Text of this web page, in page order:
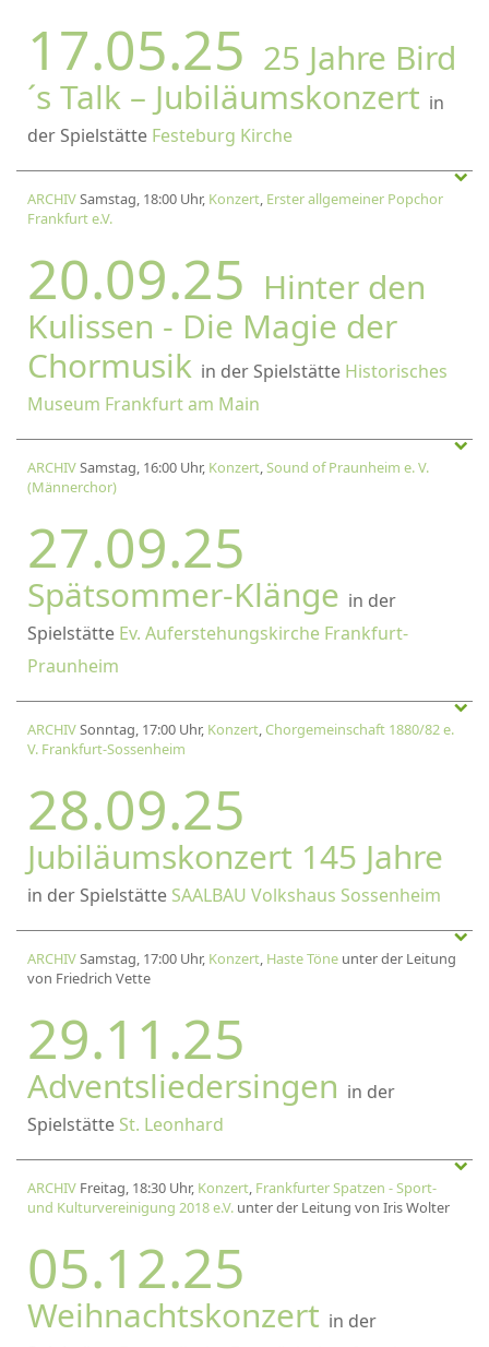
17.05.25 25 Jahre Bird
´s Talk – Jubiläumskonzert in
der Spielstätte Festeburg Kirche
ARCHIVSamstag, 18:00 Uhr, Konzert, Erster allgemeiner Popchor
Frankfurt e.V.
20.09.25 Hinter den
Kulissen - Die Magie der
Chormusik in der Spielstätte Historisches
Museum Frankfurt am Main
ARCHIVSamstag, 16:00 Uhr, Konzert,Sound of Praunheim e. V.
(Männerchor)
27.09.25
Spätsommer-Klänge in der
Spielstätte Ev. Auferstehungskirche Frankfurt-
Praunheim
ARCHIVSonntag, 17:00 Uhr, Konzert,Chorgemeinschaft 1880/82 e.
V. Frankfurt-Sossenheim
28.09.25
Jubiläumskonzert 145 Jahre
in der Spielstätte SAALBAU Volkshaus Sossenheim
ARCHIVSamstag, 17:00 Uhr, Konzert, Haste Töne unter der Leitung
von Friedrich Vette
29.11.25
Adventsliedersingen in der
Spielstätte St. Leonhard
ARCHIV Freitag, 18:30 Uhr, Konzert, Frankfurter Spatzen - Sport-
und Kulturvereinigung 2018 e.V. unter der Leitung von Iris Wolter
05.12.25
Weihnachtskonzert in der